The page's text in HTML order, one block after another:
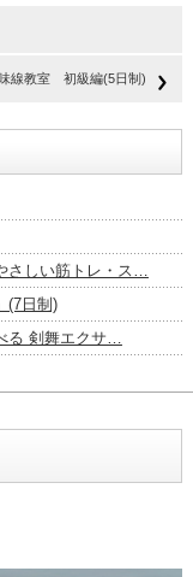
味線教室 初級編(5日制)
さしい筋トレ・ス…
(7日制)
る 剣舞エクサ…